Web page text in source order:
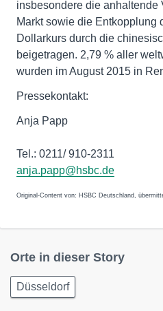
insbesondere die anhaltende
Markt sowie die Entkopplung
Dollarkurs durch die
beigetragen. 2,79 % aller
wurden im August 2015 in
Pressekontakt:
Anja Papp
Tel.: 0211/ 910-2311
anja.papp@hsbc.de
Original-Content von: HSBC Deutschland,
Orte in dieser Story
Düsseldorf